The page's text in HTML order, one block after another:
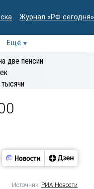
Журнал «РФ сегодня»
Ещё
Деловая
две пенсии
Источник: РИА Новости